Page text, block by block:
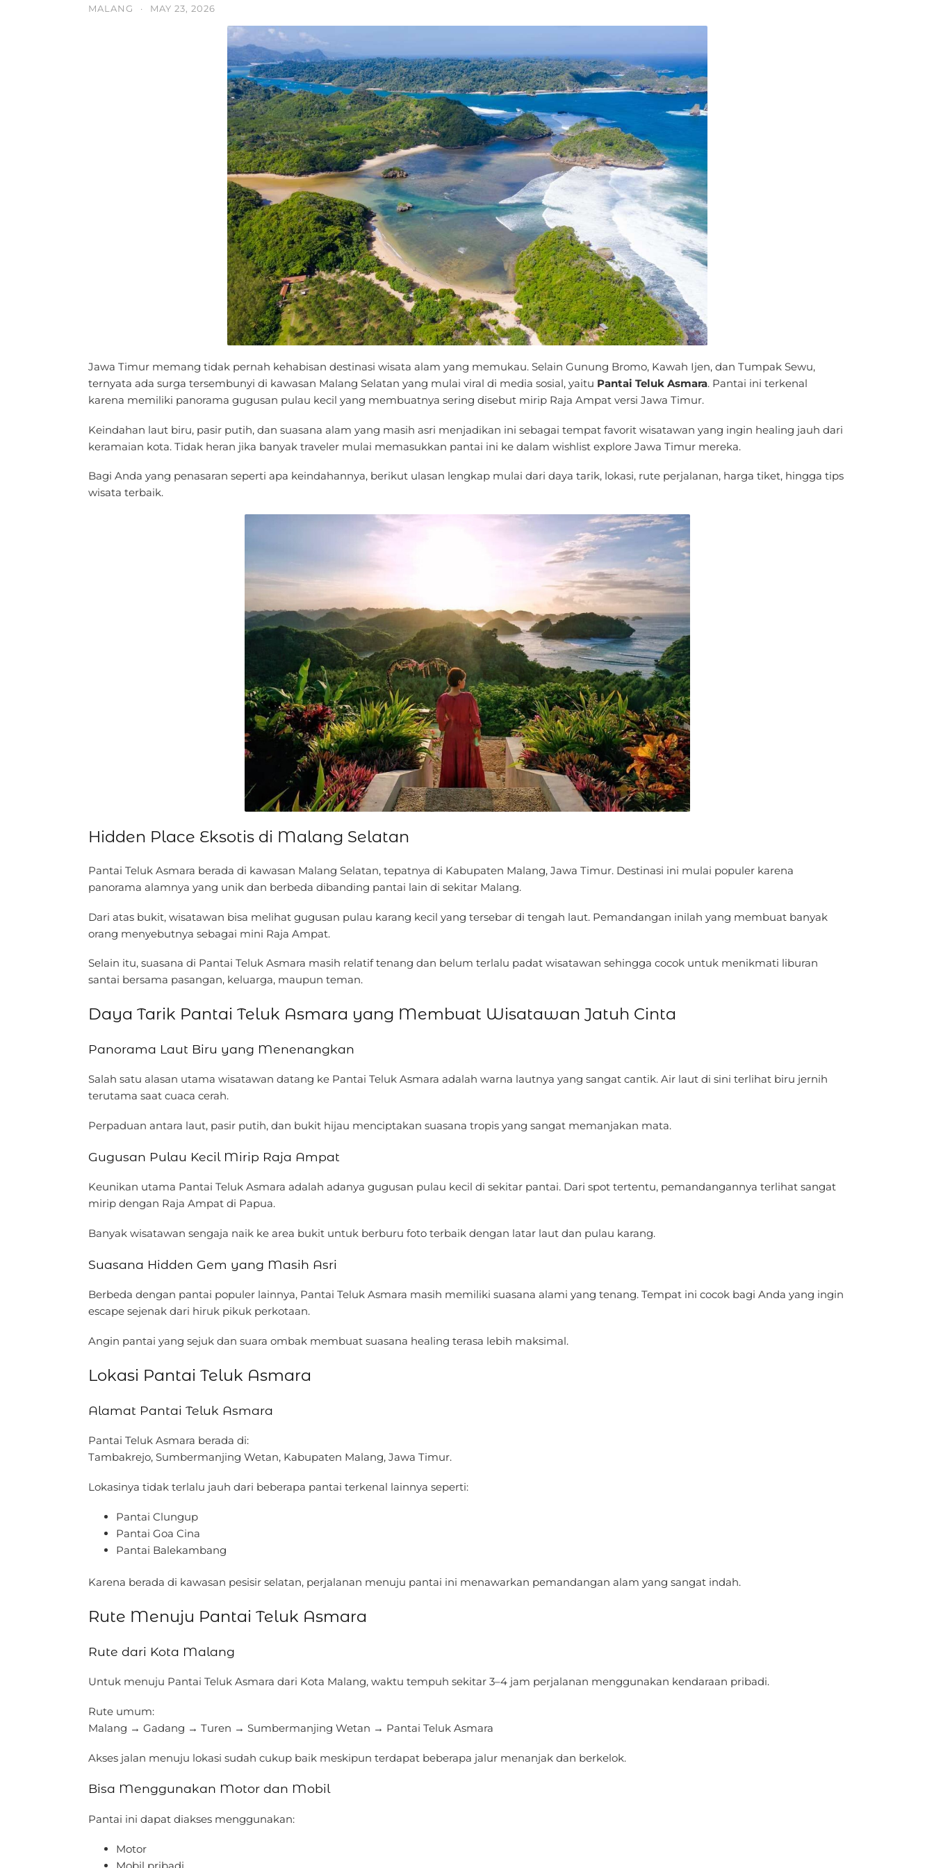
MALANG · MAY 23, 2026
Jawa Timur memang tidak pernah kehabisan destinasi wisata alam yang memukau. Selain Gunung Bromo, Kawah Ijen, dan Tumpak Sewu,
ternyata ada surga tersembunyi di kawasan Malang Selatan yang mulai viral di media sosial, yaitu Pantai Teluk Asmara. Pantai ini terkenal
karena memiliki panorama gugusan pulau kecil yang membuatnya sering disebut mirip Raja Ampat versi Jawa Timur.
Keindahan laut biru, pasir putih, dan suasana alam yang masih asri menjadikan ini sebagai tempat favorit wisatawan yang ingin healing jauh dari
keramaian kota. Tidak heran jika banyak traveler mulai memasukkan pantai ini ke dalam wishlist explore Jawa Timur mereka.
Bagi Anda yang penasaran seperti apa keindahannya, berikut ulasan lengkap mulai dari daya tarik, lokasi, rute perjalanan, harga tiket, hingga tips
wisata terbaik.
Hidden Place Eksotis di Malang Selatan
Pantai Teluk Asmara berada di kawasan Malang Selatan, tepatnya di Kabupaten Malang, Jawa Timur. Destinasi ini mulai populer karena
panorama alamnya yang unik dan berbeda dibanding pantai lain di sekitar Malang.
Dari atas bukit, wisatawan bisa melihat gugusan pulau karang kecil yang tersebar di tengah laut. Pemandangan inilah yang membuat banyak
orang menyebutnya sebagai mini Raja Ampat.
Selain itu, suasana di Pantai Teluk Asmara masih relatif tenang dan belum terlalu padat wisatawan sehingga cocok untuk menikmati liburan
santai bersama pasangan, keluarga, maupun teman.
Daya Tarik Pantai Teluk Asmara yang Membuat Wisatawan Jatuh Cinta
Panorama Laut Biru yang Menenangkan
Salah satu alasan utama wisatawan datang ke Pantai Teluk Asmara adalah warna lautnya yang sangat cantik. Air laut di sini terlihat biru jernih
terutama saat cuaca cerah.
Perpaduan antara laut, pasir putih, dan bukit hijau menciptakan suasana tropis yang sangat memanjakan mata.
Gugusan Pulau Kecil Mirip Raja Ampat
Keunikan utama Pantai Teluk Asmara adalah adanya gugusan pulau kecil di sekitar pantai. Dari spot tertentu, pemandangannya terlihat sangat
mirip dengan Raja Ampat di Papua.
Banyak wisatawan sengaja naik ke area bukit untuk berburu foto terbaik dengan latar laut dan pulau karang.
Suasana Hidden Gem yang Masih Asri
Berbeda dengan pantai populer lainnya, Pantai Teluk Asmara masih memiliki suasana alami yang tenang. Tempat ini cocok bagi Anda yang ingin
escape sejenak dari hiruk pikuk perkotaan.
Angin pantai yang sejuk dan suara ombak membuat suasana healing terasa lebih maksimal.
Lokasi Pantai Teluk Asmara
Alamat Pantai Teluk Asmara
Pantai Teluk Asmara berada di:
Tambakrejo, Sumbermanjing Wetan, Kabupaten Malang, Jawa Timur.
Lokasinya tidak terlalu jauh dari beberapa pantai terkenal lainnya seperti:
Pantai Clungup
Pantai Goa Cina
Pantai Balekambang
Karena berada di kawasan pesisir selatan, perjalanan menuju pantai ini menawarkan pemandangan alam yang sangat indah.
Rute Menuju Pantai Teluk Asmara
Rute dari Kota Malang
Untuk menuju Pantai Teluk Asmara dari Kota Malang, waktu tempuh sekitar 3–4 jam perjalanan menggunakan kendaraan pribadi.
Rute umum:
Malang → Gadang → Turen → Sumbermanjing Wetan → Pantai Teluk Asmara
Akses jalan menuju lokasi sudah cukup baik meskipun terdapat beberapa jalur menanjak dan berkelok.
Bisa Menggunakan Motor dan Mobil
Pantai ini dapat diakses menggunakan:
Motor
Mobil pribadi